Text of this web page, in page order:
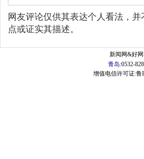
网友评论仅供其表达个人看法，
点或证实其描述。